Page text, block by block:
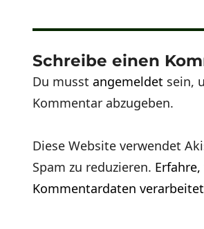
Schreibe einen
Du musstangemeldet sein,
Kommentar abzugeben.
Diese Website verwendet
Spam zu reduzieren.
Kommentardaten